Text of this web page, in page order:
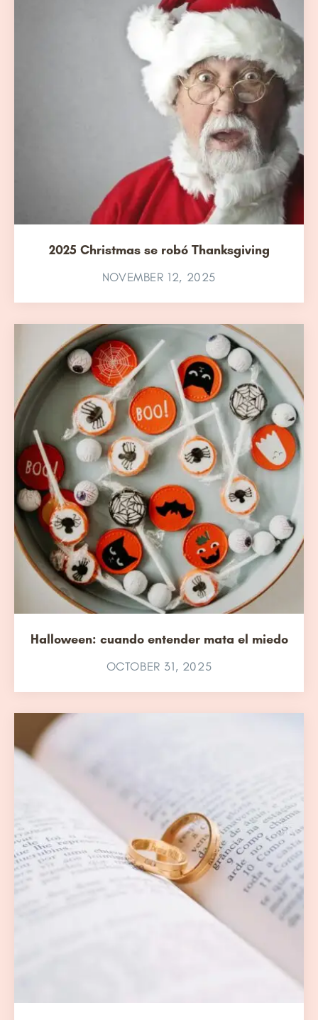
2025 Christmas se robó Thanksgiving
NOVEMBER 12, 2025
Halloween: cuando entender mata el miedo
OCTOBER 31, 2025